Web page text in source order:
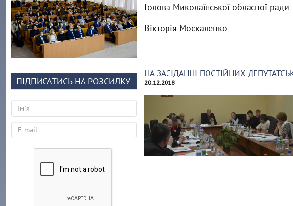
Голова Миколаївської обласної ради
Вікторія Москаленко
НА ЗАСІДАННІ ПОСТІЙНИХ
20.12.2018
ПІДПИСАТИСЬ НА РОЗСИЛКУ